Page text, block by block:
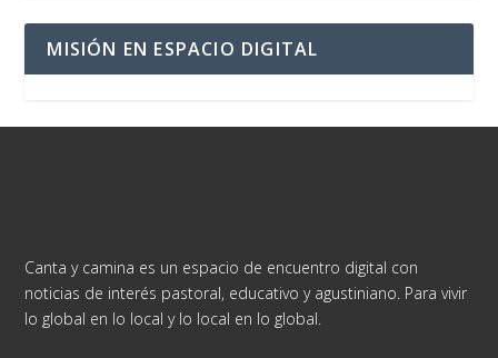
MISIÓN EN ESPACIO DIGITAL
Canta y camina es un espacio de encuentro digital con
noticias de interés pastoral, educativo y agustiniano. Para vivir
lo global en lo local y lo local en lo global.